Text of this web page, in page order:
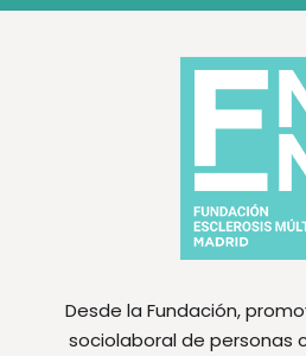
Desde la Fundación,
sociolaboral de personas